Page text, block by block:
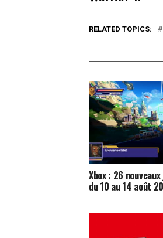
RELATED TOPICS:
Xbox : 26
du 10 au 14 août